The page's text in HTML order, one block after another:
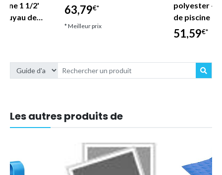
1 1/2'
tuyau de…
63,79€*
* Meilleur prix
polyester -
de piscine -
51,59€*
Les autres produits de